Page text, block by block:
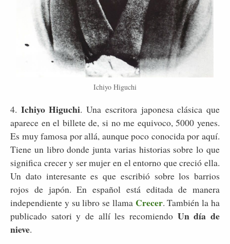
Ichiyo Higuchi
4. Ichiyo Higuchi. Una escritora japonesa clásica que
aparece en el billete de, si no me equivoco, 5000 yenes.
Es muy famosa por allá, aunque poco conocida por aquí.
Tiene un libro donde junta varias historias sobre lo que
significa crecer y ser mujer en el entorno que creció ella.
Un dato interesante es que escribió sobre los barrios
rojos de japón. En español está editada de manera
independiente y su libro se llama Crecer. También la ha
publicado satori y de allí les recomiendo Un día de
nieve.